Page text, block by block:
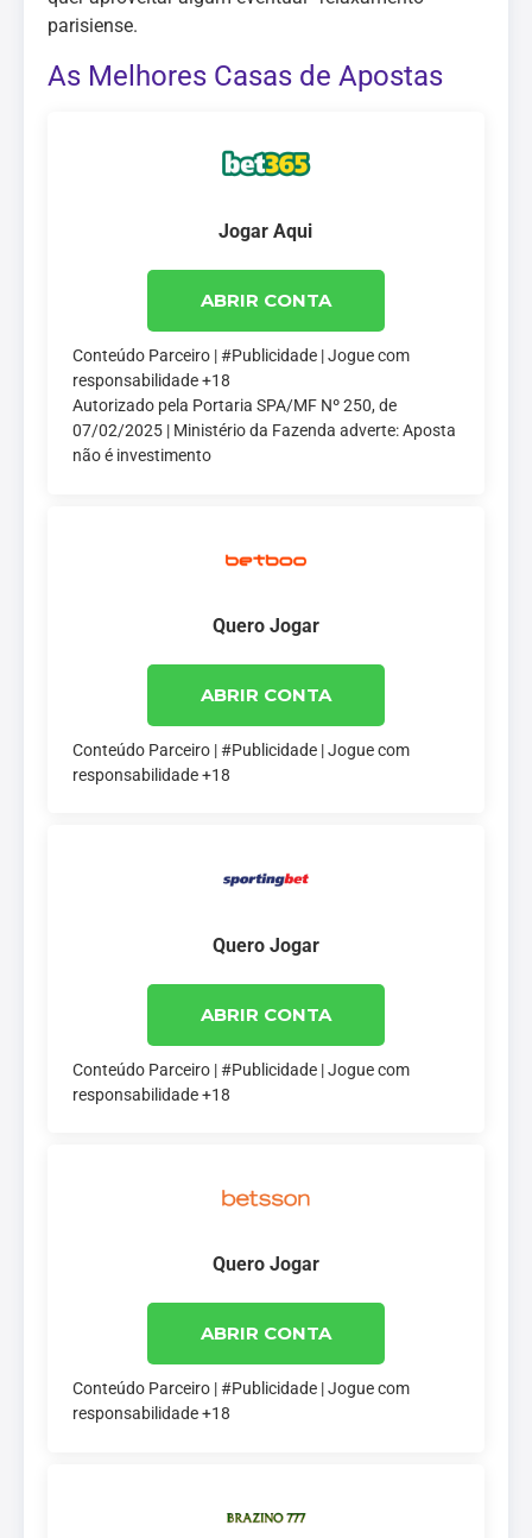
parisiense.
As Melhores Casas de Apostas
Jogar Aqui
ABRIR CONTA
Conteúdo Parceiro | #Publicidade | Jogue com
responsabilidade +18
Autorizado pela Portaria SPA/MF Nº 250, de
07/02/2025 | Ministério da Fazenda adverte: Aposta
não é investimento
Quero Jogar
ABRIR CONTA
Conteúdo Parceiro | #Publicidade | Jogue com
responsabilidade +18
Quero Jogar
ABRIR CONTA
Conteúdo Parceiro | #Publicidade | Jogue com
responsabilidade +18
Quero Jogar
ABRIR CONTA
Conteúdo Parceiro | #Publicidade | Jogue com
responsabilidade +18